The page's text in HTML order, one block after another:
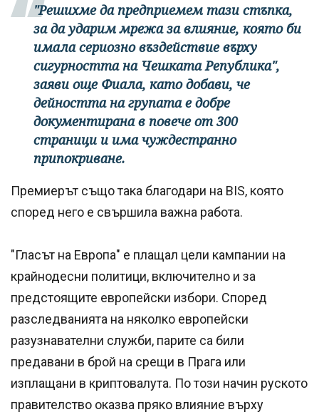
"Решихме да предприемем тази стъпка,
за да ударим мрежа за влияние, която би
имала сериозно въздействие върху
сигурността на Чешката Република",
заяви още Фиала, като добави, че
дейността на групата е добре
документирана в повече от 300
страници и има чуждестранно
припокриване.
Премиерът също така благодари на BIS, която
според него е свършила важна работа.
"Гласът на Европа" е плащал цели кампании на
крайнодесни политици, включително и за
предстоящите европейски избори. Според
разследванията на няколко европейски
разузнавателни служби, парите са били
предавани в брой на срещи в Прага или
изплащани в криптовалута. По този начин руското
правителство оказва пряко влияние върху